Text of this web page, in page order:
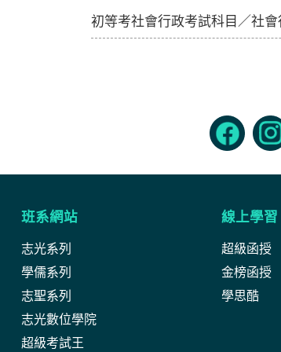
初等考社會行政考試科目／社
班系網站
志光系列
學儒系列
志聖系列
志光數位學院
超級考試王
線上學習
超級函授
金榜函授
學思酷